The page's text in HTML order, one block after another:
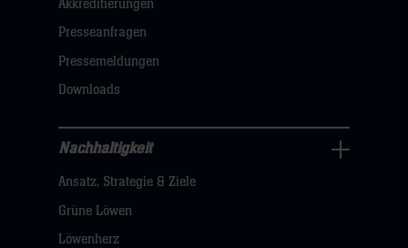
Navigation
öffnen,
dann
klicken
hier
Akkreditierungen
Presseanfragen
Pressemeldungen
Downloads
Nachhaltigkeit
Navigation
öffnen,
dann
Nachhaltigkeit
Ansatz, Strategie & Ziele
Grüne Löwen
Löwenherz